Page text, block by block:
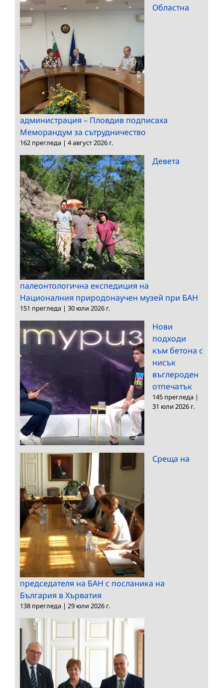
Областна
администрация – Пловдив подписаха
Меморандум за сътрудничество
162 прегледа | 4 август 2026 г.
Девета
палеонтологична експедиция на
Националния природонаучен музей при БАН
151 прегледа | 30 юли 2026 г.
Нови
подходи
към бетона с
нисък
въглероден
отпечатък
145 прегледа |
31 юли 2026 г.
Среща на
председателя на БАН с посланика на
България в Хърватия
138 прегледа | 29 юли 2026 г.